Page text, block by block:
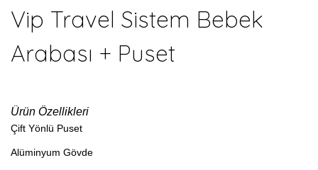
Vip Travel Sistem Bebek
Arabası + Puset
Ürün Özellikleri
Çift Yönlü Puset
Alüminyum Gövde